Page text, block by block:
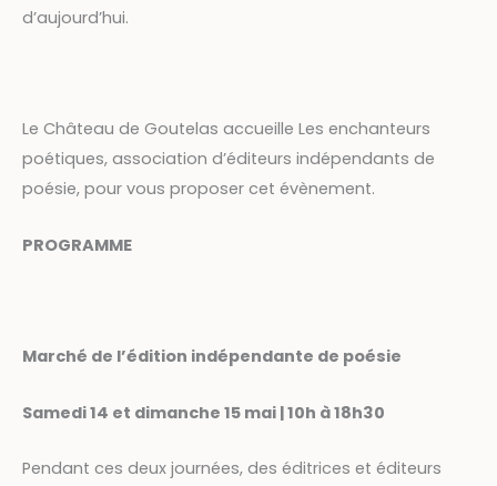
d’aujourd’hui.
Le Château de Goutelas accueille Les enchanteurs
poétiques, association d’éditeurs indépendants de
poésie, pour vous proposer cet évènement.
PROGRAMME
Marché de l’édition indépendante de poésie
Samedi 14 et dimanche 15 mai | 10h à 18h30
Pendant ces deux journées, des éditrices et éditeurs